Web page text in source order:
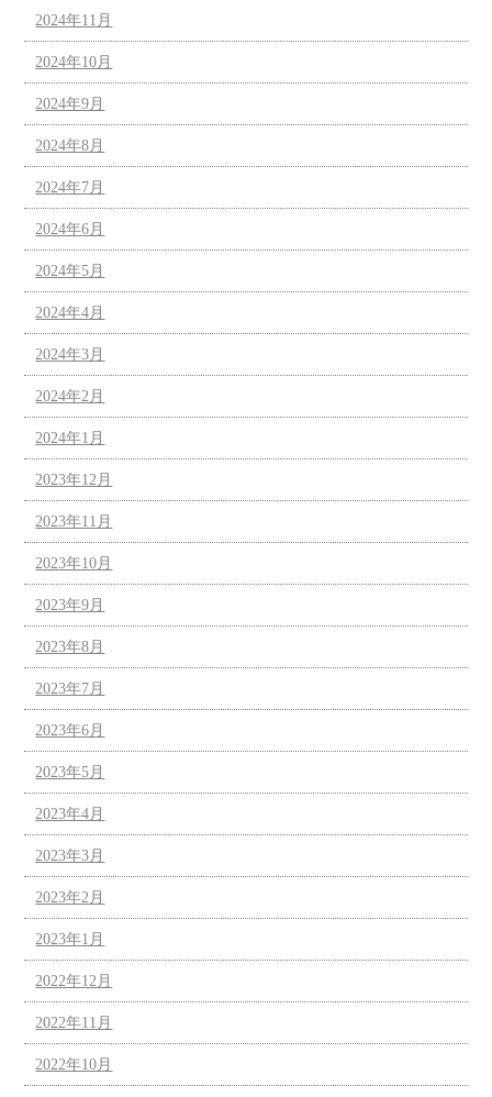
2024年11月
2024年10月
2024年9月
2024年8月
2024年7月
2024年6月
2024年5月
2024年4月
2024年3月
2024年2月
2024年1月
2023年12月
2023年11月
2023年10月
2023年9月
2023年8月
2023年7月
2023年6月
2023年5月
2023年4月
2023年3月
2023年2月
2023年1月
2022年12月
2022年11月
2022年10月